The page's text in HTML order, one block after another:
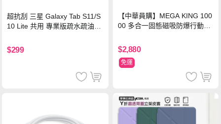
超抗刮 三星 Galaxy Tab S11/S
10 Lite 共用 專業版疏水疏油9H
$299
【中華員購】MEGA KING 100
00 多合一固態磁吸防爆行動電
$2,880
免運